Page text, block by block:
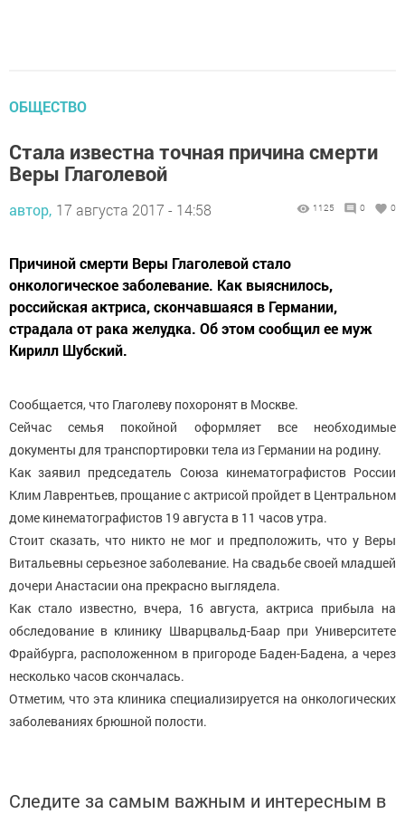
ОБЩЕСТВО
Стала известна точная причина смерти
Веры Глаголевой
автор, 17 августа 2017 - 14:58 1125 0 0
Причиной смерти Веры Глаголевой стало
онкологическое заболевание. Как выяснилось,
российская актриса, скончавшаяся в Германии,
страдала от рака желудка. Об этом сообщил ее муж
Кирилл Шубский.
Сообщается, что Глаголеву похоронят в Москве.
Сейчас семья покойной оформляет все необходимые
документы для транспортировки тела из Германии на родину.
Как заявил председатель Союза кинематографистов России
Клим Лаврентьев, прощание с актрисой пройдет в Центральном
доме кинематографистов 19 августа в 11 часов утра.
Стоит сказать, что никто не мог и предположить, что у Веры
Витальевны серьезное заболевание. На свадьбе своей младшей
дочери Анастасии она прекрасно выглядела.
Как стало известно, вчера, 16 августа, актриса прибыла на
обследование в клинику Шварцвальд-Баар при Университете
Фрайбурга, расположенном в пригороде Баден-Бадена, а через
несколько часов скончалась.
Отметим, что эта клиника специализируется на онкологических
заболеваниях брюшной полости.
Следите за самым важным и интересным в